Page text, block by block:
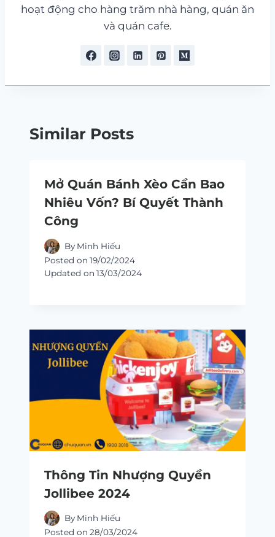
hoạt động cho hàng trăm nhà hàng, quán ăn
và quán cafe.
Similar Posts
Mở Quán Bánh Xèo Cần Bao
Nhiêu Vốn? Bí Quyết Thành
Công
By Minh Hiếu
Posted on 19/02/2024
Updated on 13/03/2024
Thông Tin Nhượng Quyền
Jollibee 2024
By Minh Hiếu
Posted on 28/03/2024